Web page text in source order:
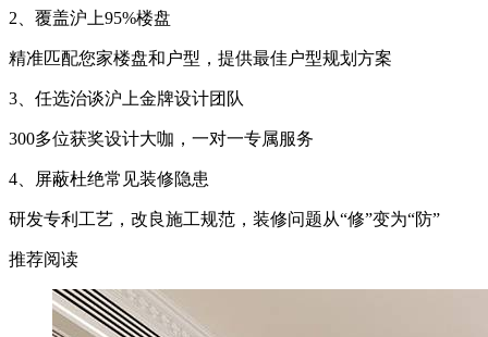
2 、覆盖沪上95%楼盘
精准匹配您家楼盘和户型，提供最佳户型规划方案
3、任选治谈沪上金牌设计团队
300多位获奖设计大咖，一对一专属服务
4、屏蔽杜绝常见装修隐患
研发专利工艺，改良施工规范，装修问题从“修”变为“防”
推荐阅读